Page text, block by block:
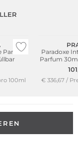
Parfum
100ml
Paradoxe
Parfum
€ 336,67 /